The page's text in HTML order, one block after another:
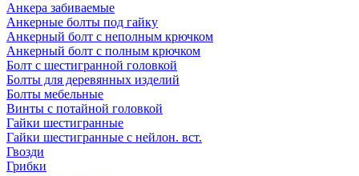
Анкера забиваемые
Анкерные болты под гайку
Анкерный болт с неполным крючком
Анкерный болт с полным крючком
Болт с шестигранной головкой
Болты для деревянных изделий
Болты мебельные
Винты с потайной головкой
Гайки шестигранные
Гайки шестигранные с нейлон. вст.
Гвозди
Грибки